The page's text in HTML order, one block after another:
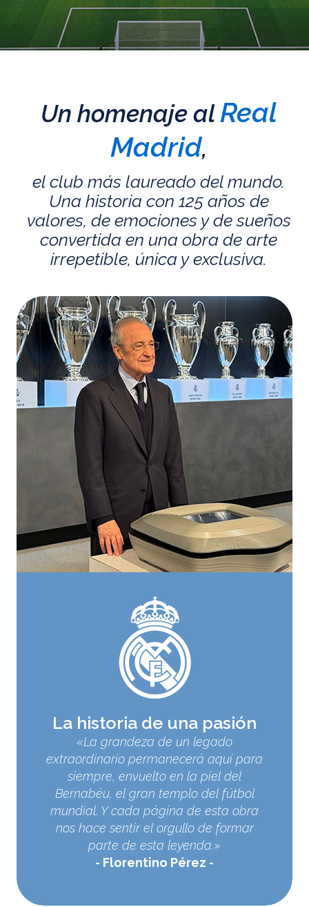
Un homenaje alReal
Madrid,
el club más laureado del mundo.
Una historia con 125 años de
valores, de emociones y de sueños
convertida en una obra de arte
irrepetible, única y exclusiva.
La historia de una pasión
«La grandeza de un legado
extraordinario permanecerá aquí para
siempre, envuelto en la piel del
Bernabéu, el gran templo del fútbol
mundial. Y cada página de esta obra
nos hace sentir el orgullo de formar
parte de esta leyenda.»
Florentino Pérez